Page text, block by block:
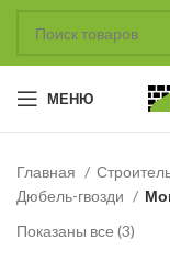
МЕНЮ
Главная
Дюбель-гвозди
Показаны все (3)